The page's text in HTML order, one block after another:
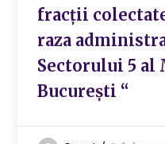
fracții
raza
Sectorului 5
București “